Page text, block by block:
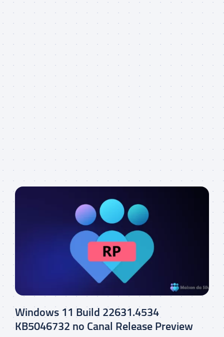
Windows 11 Build 22631.4534
KB5046732 no Canal Release Preview